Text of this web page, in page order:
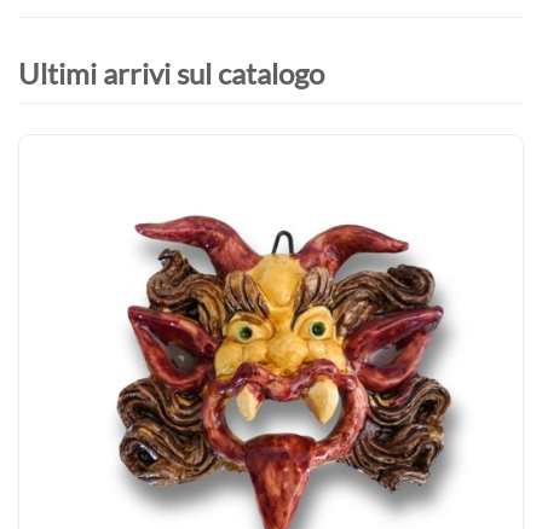
Ultimi arrivi sul catalogo